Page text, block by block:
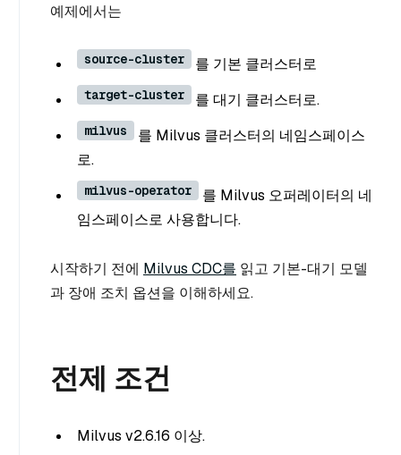
예제에서는
source-cluster 를 기본 클러스터로
target-cluster 를 대기 클러스터로.
milvus
를 Milvus 클러스터의 네임스페이스
로.
milvus-operator
를 Milvus 오퍼레이터의 네
임스페이스로 사용합니다.
시작하기 전에 Milvus CDC를 읽고 기본-대기 모델
과 장애 조치 옵션을 이해하세요.
전제 조건
Milvus v2.6.16 이상.